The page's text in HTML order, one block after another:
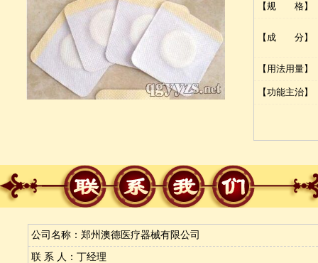
【规 格】
【成 分】
【用法用量】
【功能主治】
公司名称：郑州澳德医疗器械有限公司
联 系 人：丁经理